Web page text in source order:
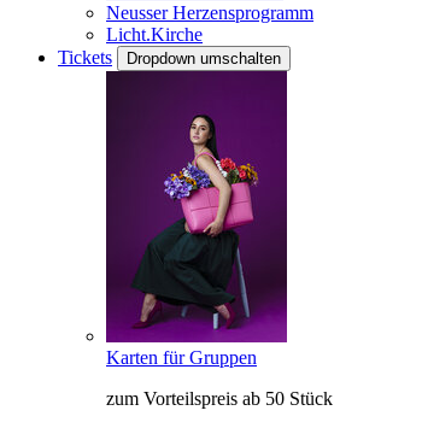
Neusser Herzensprogramm
Licht.Kirche
Tickets
Dropdown umschalten
Karten für Gruppen
zum Vorteilspreis ab 50 Stück